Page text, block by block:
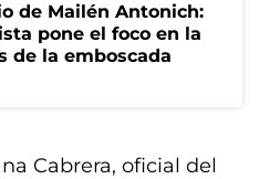
de Mailén Antonich:
pone el foco en la
de la emboscada
Cabrera, oficial del